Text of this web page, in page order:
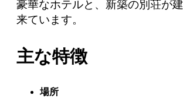
豪華なホテルと、新築の別荘が
来ています。
主な特徴
場所